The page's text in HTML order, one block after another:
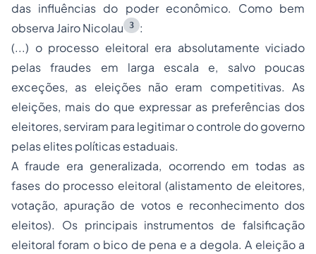
das influências do poder econômico. Como bem
observa Jairo Nicolau
3
:
(...) o processo eleitoral era absolutamente viciado
pelas fraudes em larga escala e, salvo poucas
exceções, as eleições não eram competitivas. As
eleições, mais do que expressar as preferências dos
eleitores, serviram para legitimar o controle do governo
pelas elites políticas estaduais.
A fraude era generalizada, ocorrendo em todas as
fases do processo eleitoral (alistamento de eleitores,
votação, apuração de votos e reconhecimento dos
eleitos). Os principais instrumentos de falsificação
eleitoral foram o bico de pena e a degola. A eleição a